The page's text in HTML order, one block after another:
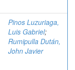
Pinos Luzuriaga,
Luis Gabriel;
Rumipulla Dután,
John Javier